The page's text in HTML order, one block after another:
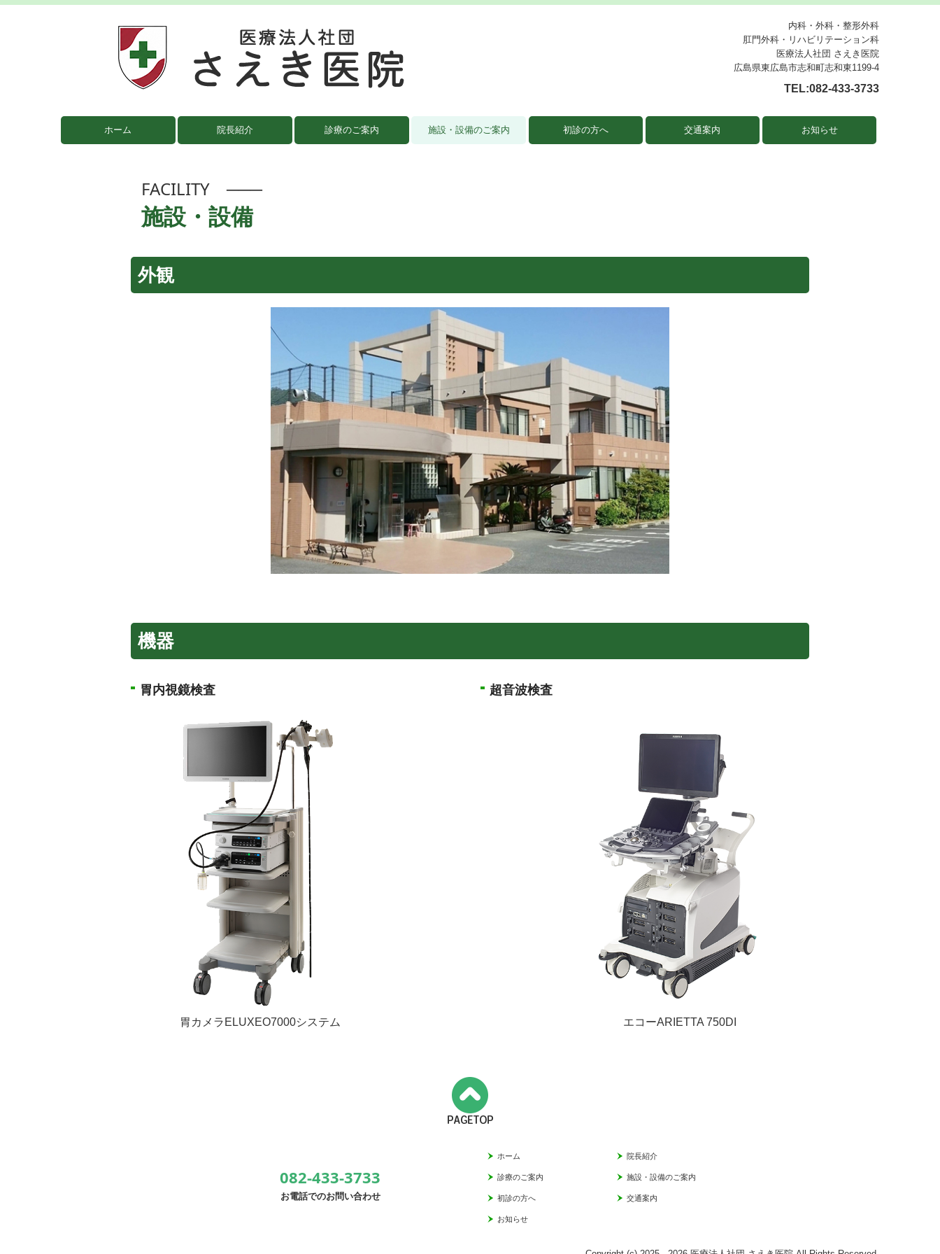
内科・外科・整形外科
肛門外科・リハビリテーション科
医療法人社団 さえき医院
広島県東広島市志和町志和東1199-4
TEL:082-433-3733
ホーム 院長紹介 診療のご案内 施設・設備のご案内 初診の方へ 交通案内 お知らせ
FACILITY ───
施設・設備
外観
機器
胃内視鏡検査 超音波検査
胃カメラELUXEO7000システム エコーARIETTA 750DI
082-433-3733
お電話でのお問い合わせ
ホーム 院長紹介
診療のご案内 施設・設備のご案内
初診の方へ 交通案内
お知らせ